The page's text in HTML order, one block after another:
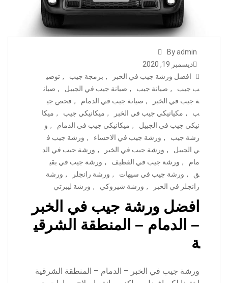
By admin
ديسمبر 19, 2020
افضل ورشة جيب في الخبر
, برمجة جيب , توضي
ب جيب
, صيانة جيب , صيانة جيب في الجبيل , صيان
ة جيب في الخبر
, صيانة جيب في الدمام , فحص جي
ب
, مكيانيكي جيب في الخبر , ميكانيكي جيب , ميكا
نيكي جيب في الجبيل
, ميكانيكي جيب في الدمام , و
رشة جيب
, ورشة جيب في الاحساء , ورشة جيب ف
ي الجبيل
, ورشة جيب في الخبر , ورشة جيب في الد
مام
, ورشة جيب في القطيف , ورشة جيب في بقي
ق
, ورشة جيب في سيهات , ورشة رانجلر , ورشة
رانجلر في الخبر
, ورشة شيروكي , ورشة ليبرتي
افضل ورشة جيب في الخبر
– الدمام – المنطقة الشرقي
ة
ورشة جيب في الخبر – الدمام – المنطقة الشرقية